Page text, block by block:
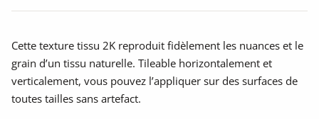
Cette texture tissu 2K reproduit fidèlement les nuances et le
grain d’un tissu naturelle. Tileable horizontalement et
verticalement, vous pouvez l’appliquer sur des surfaces de
toutes tailles sans artefact.